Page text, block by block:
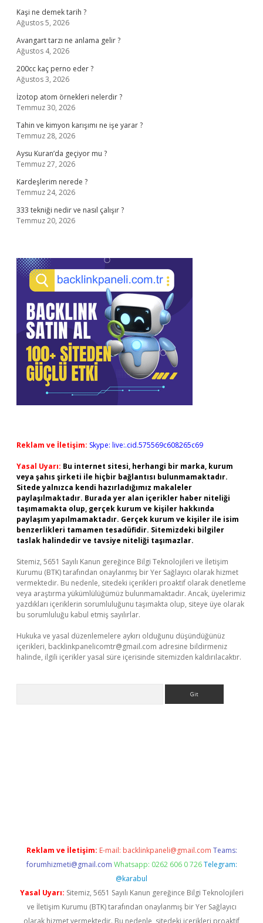
Kaşi ne demek tarih ?
Ağustos 5, 2026
Avangart tarzı ne anlama gelir ?
Ağustos 4, 2026
200cc kaç perno eder ?
Ağustos 3, 2026
İzotop atom örnekleri nelerdir ?
Temmuz 30, 2026
Tahin ve kimyon karışımı ne işe yarar ?
Temmuz 28, 2026
Aysu Kuran’da geçiyor mu ?
Temmuz 27, 2026
Kardeşlerim nerede ?
Temmuz 24, 2026
333 tekniği nedir ve nasıl çalışır ?
Temmuz 20, 2026
Reklam ve İletişim: Skype: live:.cid.575569c608265c69
Yasal Uyarı: Bu internet sitesi, herhangi bir marka, kurum
veya şahıs şirketi ile hiçbir bağlantısı bulunmamaktadır.
Sitede yalnızca kendi hazırladığımız makaleler
paylaşılmaktadır. Burada yer alan içerikler haber niteliği
taşımamakta olup, gerçek kurum ve kişiler hakkında
paylaşım yapılmamaktadır. Gerçek kurum ve kişiler ile isim
benzerlikleri tamamen tesadüfidir. Sitemizdeki bilgiler
taslak halindedir ve tavsiye niteliği taşımazlar.
Sitemiz, 5651 Sayılı Kanun gereğince Bilgi Teknolojileri ve İletişim
Kurumu (BTK) tarafından onaylanmış bir Yer Sağlayıcı olarak hizmet
vermektedir. Bu nedenle, sitedeki içerikleri proaktif olarak denetleme
veya araştırma yükümlülüğümüz bulunmamaktadır. Ancak, üyelerimiz
yazdıkları içeriklerin sorumluluğunu taşımakta olup, siteye üye olarak
bu sorumluluğu kabul etmiş sayılırlar.
Hukuka ve yasal düzenlemelere aykırı olduğunu düşündüğünüz
içerikleri, backlinkpanelicomtr@gmail.com adresine bildirmeniz
halinde, ilgili içerikler yasal süre içerisinde sitemizden kaldırılacaktır.
Reklam ve İletişim: E-mail: backlinkpaneli@gmail.com Teams:
forumhizmeti@gmail.com Whatsapp: 0262 606 0 726 Telegram:
@karabul
Yasal Uyarı: Sitemiz, 5651 Sayılı Kanun gereğince Bilgi Teknolojileri
ve İletişim Kurumu (BTK) tarafından onaylanmış bir Yer Sağlayıcı
olarak hizmet vermektedir. Bu nedenle, sitedeki içerikleri proaktif